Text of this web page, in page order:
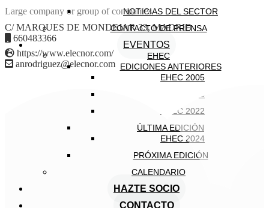
NOTICIAS DEL SECTOR
CONTACTO DE PRENSA
EVENTOS
EHEC
EDICIONES ANTERIORES
EHEC 2005
EHEC 2018
EHEC 2022
ÚLTIMA EDICIÓN
EHEC 2024
PRÓXIMA EDICIÓN
CALENDARIO
HAZTE SOCIO
CONTACTO
Large company or group of companies
C/ MARQUES DE MONDEJAR 33, MADRID
660483366
https://www.elecnor.com/
anrodriguez@elecnor.com